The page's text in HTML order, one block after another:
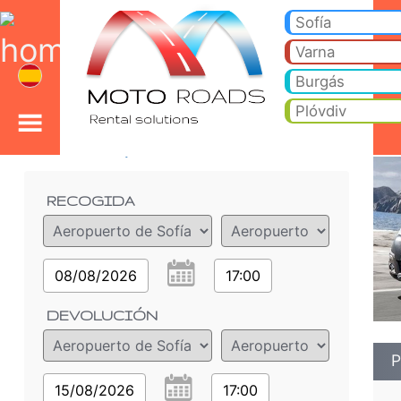
Peugeot Partner 1.6 D
Sofía
Varna
Burgás
Plóvdiv
RECOGIDA
08/08/2026 17:00
DEVOLUCIÓN
15/08/2026 17:00